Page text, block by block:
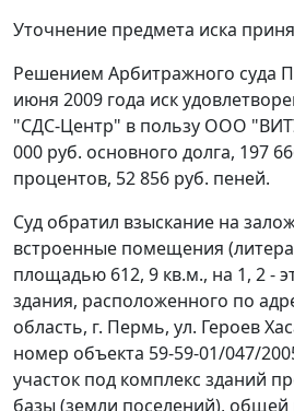
Уточнение предмета иска
Решением Арбитражного суда
июня 2009 года иск
"СДС-Центр" в пользу ООО
000 руб. основного долга, 197
процентов, 52 856 руб. пеней.
Суд обратил взыскание на
встроенные помещения
площадью 612, 9 кв.м., на 1, 2 -
здания, расположенного по
область, г. Пермь, ул. Героев
номер объекта 59-59-01/047/
участок под комплекс зданий
базы (земли поселений),